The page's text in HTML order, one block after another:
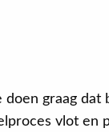
doen graag dat
vlot en